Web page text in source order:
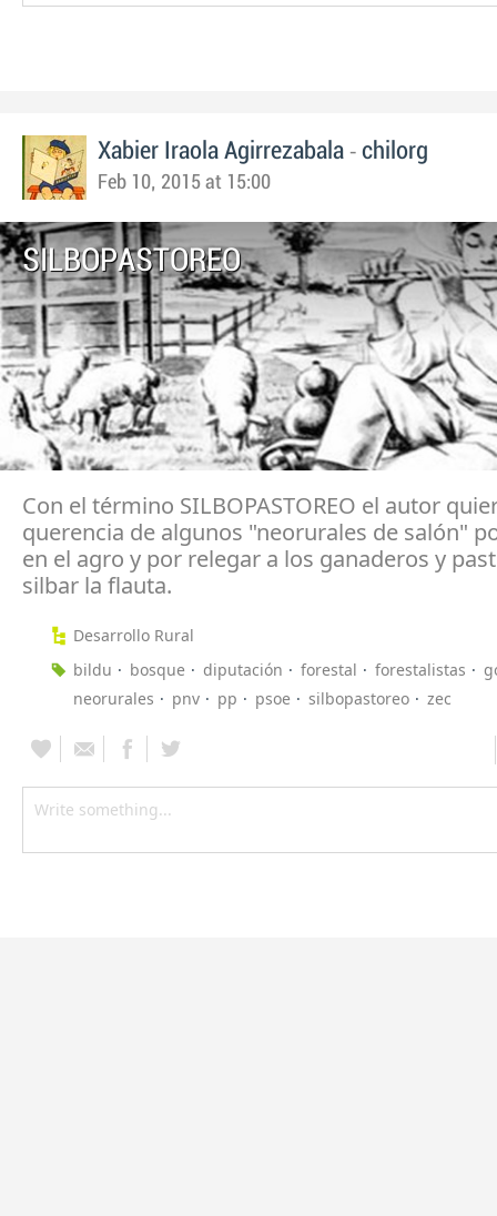
Xabier Iraola Agirrezabala - chilorg
Feb 10, 2015 at 15:00
SILBOPASTOREO
Con el término SILBOPASTOREO el autor
querencia de algunos "neorurales de salón"
en el agro y por relegar a los ganaderos y
silbar la flauta.
Desarrollo Rural
bildu
bosque diputación forestal forestalistas
neorurales
pnv pp psoe silbopastoreo zec